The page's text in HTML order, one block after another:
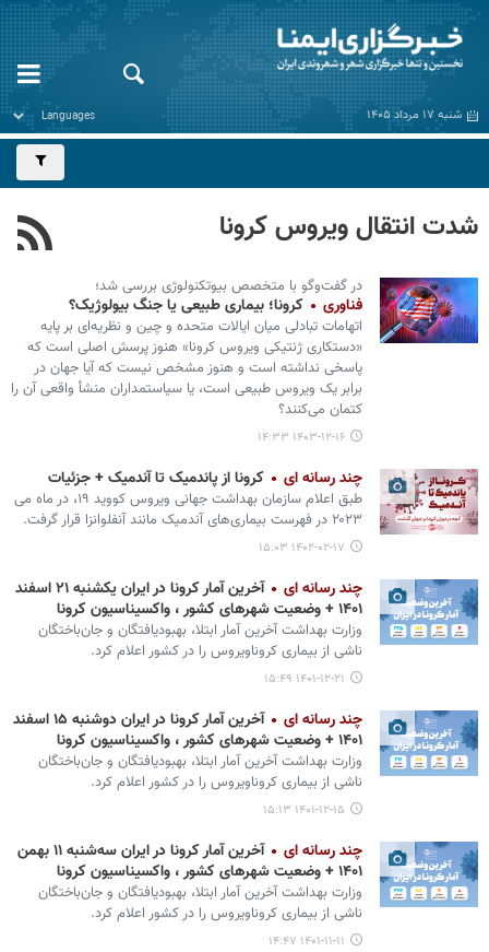
شنبه ۱۷ مرداد ۱۴۰۵
شدت انتقال ویروس کرونا
در گفت‌وگو با متخصص بیوتکنولوژی بررسی شد؛
فناوری کرونا؛ بیماری طبیعی یا جنگ بیولوژیک؟
اتهامات تبادلی میان ایالات متحده و چین و نظریه‌ای بر پایه‌
«دستکاری ژنتیکی ویروس کرونا» هنوز پرسش اصلی است که
پاسخی نداشته است و هنوز مشخص نیست که آیا جهان در
برابر یک ویروس طبیعی است، یا سیاستمداران منشأ واقعی آن را
کتمان می‌کنند؟
۱۴۰۳-۱۲-۱۶ ۱۴:۳۳
چند رسانه ای کرونا از پاندمیک تا آندمیک + جزئیات
طبق اعلام سازمان بهداشت جهانی ویروس کووید ۱۹، در ماه می
۲۰۲۳ در فهرست بیماری‌های آندمیک مانند آنفلوانزا قرار گرفت.
۱۴۰۲-۰۲-۱۷ ۱۵:۰۳
چند رسانه ای
آخرین آمار کرونا در ایران یکشنبه ۲۱ اسفند
۱۴۰۱ + وضعیت شهرهای کشور ، واکسیناسیون کرونا
وزارت بهداشت آخرین آمار ابتلا، بهبودیافتگان و جان‌باختگان
ناشی از بیماری کروناویروس را در کشور اعلام کرد.
۱۴۰۱-۱۲-۲۱ ۱۵:۴۹
چند رسانه ای
آخرین آمار کرونا در ایران دوشنبه ۱۵ اسفند
۱۴۰۱ + وضعیت شهرهای کشور ، واکسیناسیون کرونا
وزارت بهداشت آخرین آمار ابتلا، بهبودیافتگان و جان‌باختگان
ناشی از بیماری کروناویروس را در کشور اعلام کرد.
۱۴۰۱-۱۲-۱۵ ۱۵:۱۳
چند رسانه ای
آخرین آمار کرونا در ایران سه‌شنبه ۱۱ بهمن
۱۴۰۱ + وضعیت شهرهای کشور ، واکسیناسیون کرونا
وزارت بهداشت آخرین آمار ابتلا، بهبودیافتگان و جان‌باختگان
ناشی از بیماری کروناویروس را در کشور اعلام کرد.
۱۴۰۱-۱۱-۱۱ ۱۴:۴۷